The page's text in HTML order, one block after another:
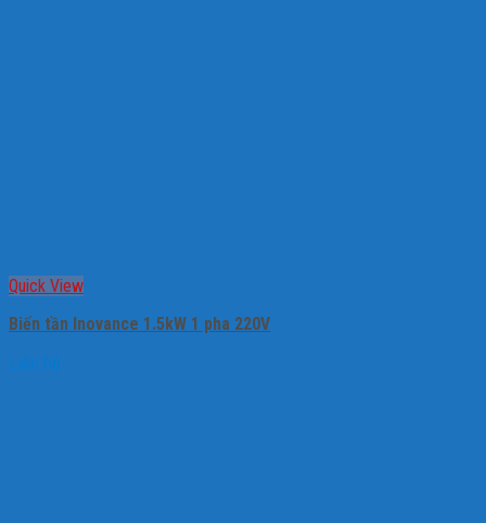
Quick View
Biến tần Inovance 1.5kW 1 pha 220V
Liên hệ